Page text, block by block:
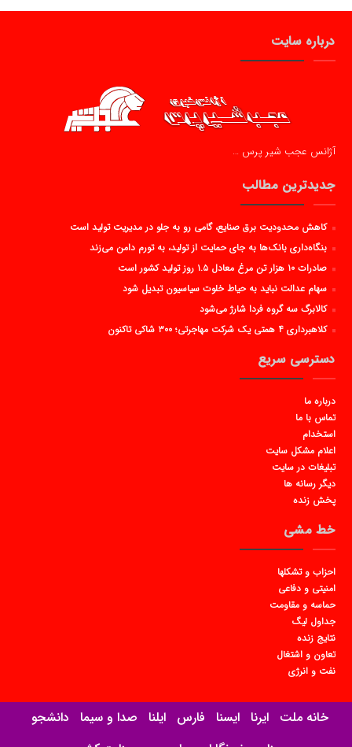
درباره سایت
آژانس عجب شیر پرس …
جدیدترین مطالب
کاهش محدودیت برق صنایع، گامی رو به جلو در مدیریت تولید است
بنگاه‌داری بانک‌ها به جای حمایت از تولید، به تورم دامن می‌زند
صادرات ۱۰ هزار تن مرغ معادل ۱.۵ روز تولید کشور است
سهام عدالت نباید به حیاط خلوت سیاسیون تبدیل شود
کالابرگ سه گروه فردا شارژ می‌شود
کلاهبرداری ۴ همتی یک شرکت مهاجرتی؛ ۳۰۰ شاکی تاکنون
دسترسی سریع
درباره ما
تماس با ما
استخدام
اعلام مشکل سایت
تبلیغات در سایت
دیگر رسانه ها
پخش زنده
خط مشی
احزاب و تشکلها
امنیتی و دفاعی
حماسه و مقاومت
جداول لیگ
نتایج زنده
تعاون و اشتغال
نفت و انرژی
خانه ملت ایرنا ایسنا فارس ایلنا صدا و سیما دانشجو